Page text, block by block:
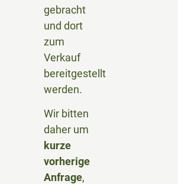
gebracht
und dort
zum
Verkauf
bereitgestellt
werden.
Wir bitten
daher um
kurze
vorherige
Anfrage,